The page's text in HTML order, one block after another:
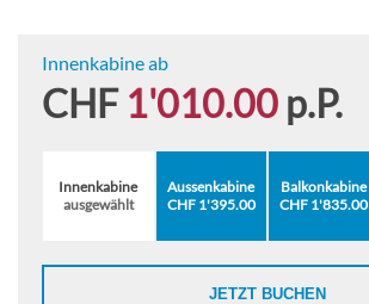
Innenkabine ab
CHF 1'010.00 p.P.
Innenkabine
ausgewählt
Aussenkabine
CHF 1'395.00
Balkonkabine
CHF 1'835.00
JETZT BUCHEN